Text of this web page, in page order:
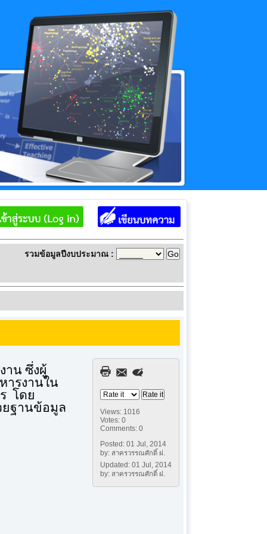
รวมข้อมูลปีงบประมาณ :
Views: 1016
Votes: 0
Comments: 0
Posted: 01 Jul, 2014
by: สาครวรรณศักดิ์ ฝ.
Updated: 01 Jul, 2014
by: สาครวรรณศักดิ์ ฝ.
าน ซึ่งผู้
ารงานใน
โดย
ยฐานข้อมูล